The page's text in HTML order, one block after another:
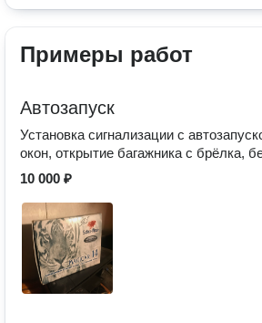
Примеры работ
Автозапуск
Установка сигнализации с
окон, открытие багажника с брёлка,
10 000 ₽